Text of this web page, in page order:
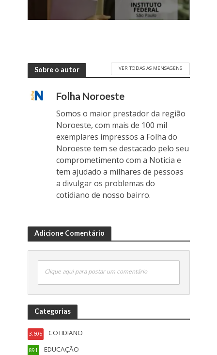
Sobre o autor VER TODAS AS MENSAGENS
Folha Noroeste
Somos o maior prestador da região
Noroeste, com mais de 100 mil
exemplares impressos a Folha do
Noroeste tem se destacado pelo seu
comprometimento com a Noticia e
tem ajudado a milhares de pessoas
a divulgar os problemas do
cotidiano de nosso bairro.
Adicione Comentário
Clique aqui para postar um comentário
Categorias
COTIDIANO
3.605
EDUCAÇÃO
891